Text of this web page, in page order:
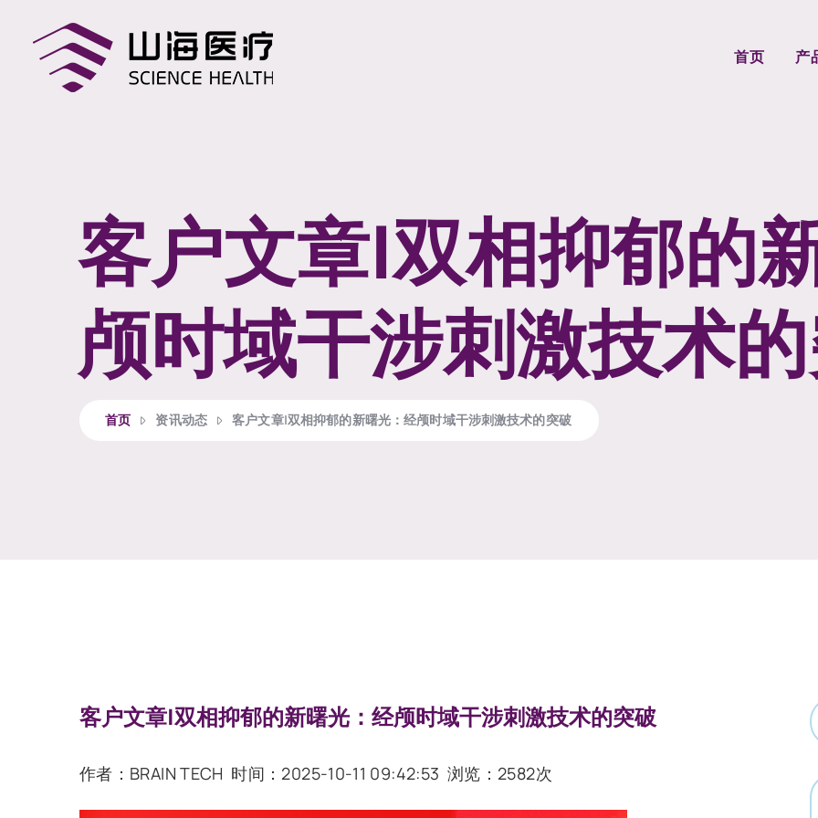
首页 产
客户文章|双相抑郁的
颅时域干涉刺激技术
首页 资讯动态 客户文章|双相抑郁的新曙光：经颅时域干涉刺激技术的突破
客户文章|双相抑郁的新曙光：经颅时域干涉刺激技术的突破
作者：BRAIN TECH 时间： 2025-10-11 09:42:53 浏览：2582次